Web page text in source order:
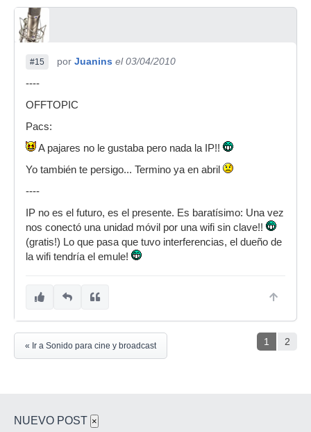
#15 por Juanins el 03/04/2010
----
OFFTOPIC
Pacs:
A pajares no le gustaba pero nada la IP!!
Yo también te persigo... Termino ya en abril
----
IP no es el futuro, es el presente. Es baratísimo: Una vez
nos conectó una unidad móvil por una wifi sin clave!!
(gratis!) Lo que pasa que tuvo interferencias, el dueño de
la wifi tendría el emule!
1 2
« Ir a Sonido para cine y broadcast
NUEVO POST ×